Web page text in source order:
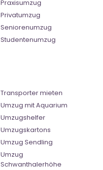
Praxisumzug
Privatumzug
Seniorenumzug
Studentenumzug
Transporter mieten
Umzug mit Aquarium
Umzugshelfer
Umzugskartons
Umzug Sendling
Umzug
Schwanthalerhöhe